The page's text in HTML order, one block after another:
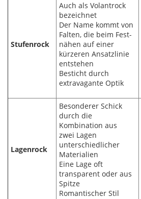
Stufenrock
Auch als Volantrock
bezeichnet
Der Name kommt von
Falten, die beim Fest-
nähen auf einer
kürzeren Ansatzlinie
entstehen
Besticht durch
extravagante Optik
Lagenrock
Besonderer Schick
durch die
Kombination aus
zwei Lagen
unterschiedlicher
Materialien
Eine Lage oft
transparent oder aus
Spitze
Romantischer Stil